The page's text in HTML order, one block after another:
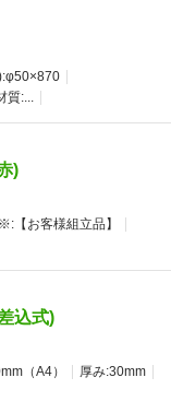
質:...
)
【お客様組立品】
込式)
（A4）
厚み:30mm